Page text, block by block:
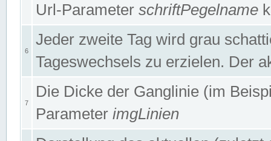
Url-Parameter schriftPegelname
6
Jeder zweite Tag wird grau
Tageswechsels zu erzielen. Der
7
Die Dicke der Ganglinie (im
Parameter imgLinien